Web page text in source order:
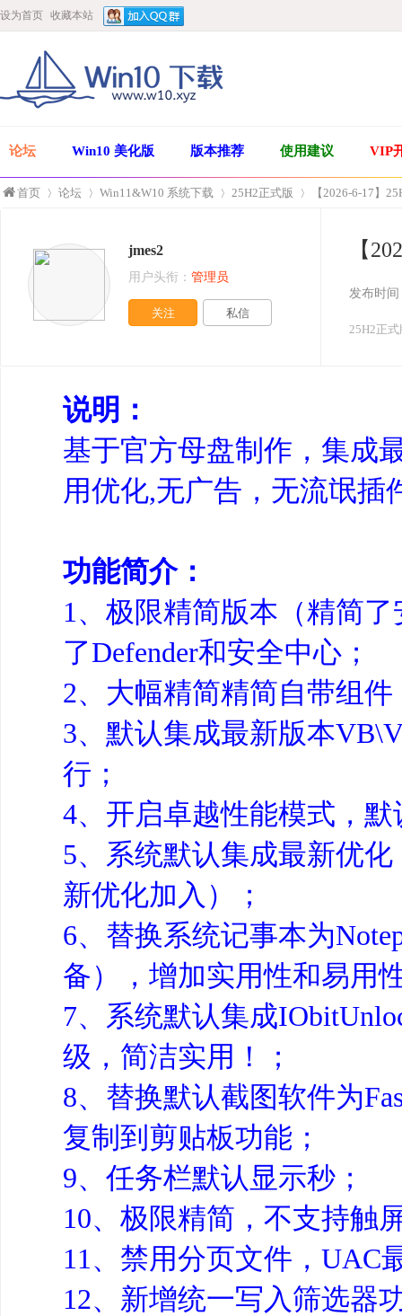
设为首页 收藏本站
论坛 Win10 美化版 版本推荐 使用建议 VIP
首页
»
论坛 Win11&W10 系统下载
›
25H2正式版 【2026-6-17】
【
发布时间
25H2正式
jmes2
用户头衔： 管理员
关注 私信
说明：
基于官方母盘制作，集成
用优化,无广告，无流氓插
功能简介：
1、极限精简版本（精简
了Defender和安全中心；
2、大幅精简精简自带组件
3、默认集成最新版本
行；
4、开启卓越性能模式，
5、系统默认集成最新优
新优化加入）；
6、替换系统记事本为
备），增加实用性和易用
7、系统默认集成
级，简洁实用！；
8、替换默认截图软件为
复制到剪贴板功能；
9、任务栏默认显示秒；
10、极限精简，不支持触
11、禁用分页文件，UAC
12、新增统一写入筛选器